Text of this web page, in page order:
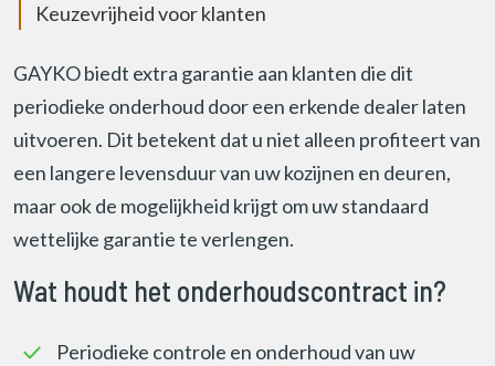
Keuzevrijheid voor klanten
GAYKO biedt extra garantie aan klanten die dit
periodieke onderhoud door een erkende dealer laten
uitvoeren. Dit betekent dat u niet alleen profiteert van
een langere levensduur van uw kozijnen en deuren,
maar ook de mogelijkheid krijgt om uw standaard
wettelijke garantie te verlengen.
Wat houdt het onderhoudscontract in?
Periodieke controle en onderhoud van uw